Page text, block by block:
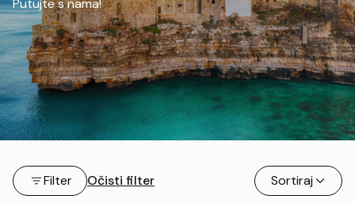
Putujte s nama!
Filter Očisti filter Sortiraj